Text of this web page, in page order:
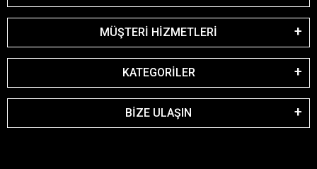
MÜŞTERİ HİZMETLERİ
KATEGORİLER
BİZE ULAŞIN